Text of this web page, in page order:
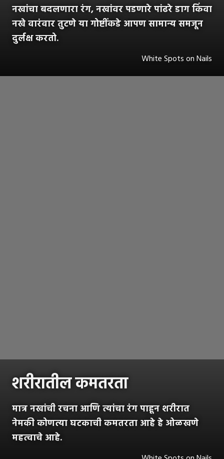
नखांचा बदलणारा रंग, नखांवर पडणारे पांढरे डाग किंवा
नखे वारंवार तुटणे या गोष्टींकडे आपण सामान्य समजून
दुर्लक्ष करतो.
White Spots on Nails
शरीरातील कमतरता
मात्र नखांची रचना आणि त्यांचा रंग पाहून शरीरात
नेमकी कोणत्या घटकाची कमतरता आहे हे ओळखणे
महत्वाचे आहे.